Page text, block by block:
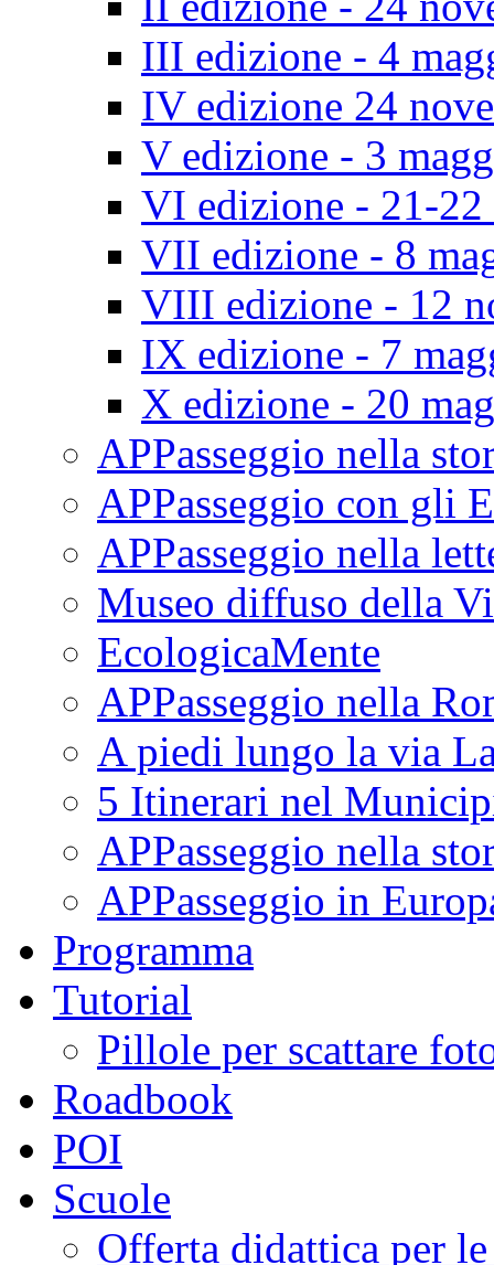
III edizione - 4
IV edizione 24
V edizione - 3
VI edizione - 21-22
VII edizione - 8
VIII edizione - 12
IX edizione - 7
X edizione - 20
APPasseggio nella
APPasseggio con gli
APPasseggio nella
Museo diffuso della
EcologicaMente
APPasseggio nella
A piedi lungo la via
5 Itinerari nel
APPasseggio nella
APPasseggio in
Programma
Tutorial
Pillole per scattare
Roadbook
POI
Scuole
Offerta didattica per